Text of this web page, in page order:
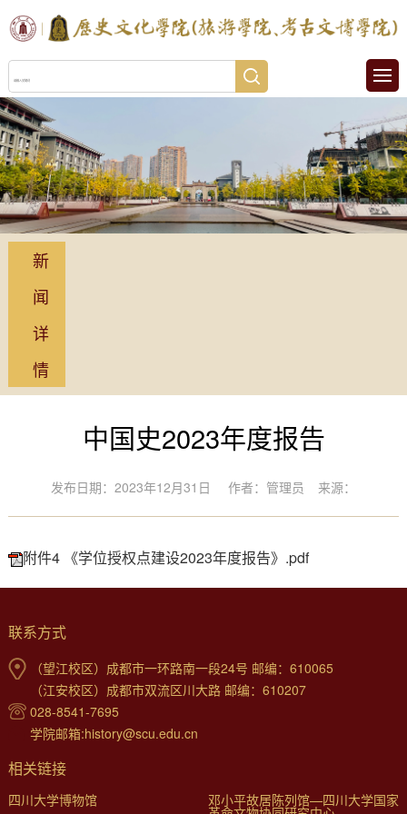
新
闻
详
情
中国史2023年度报告
发布日期：2023年12月31日 作者：管理员 来源：
附件4 《学位授权点建设2023年度报告》.pdf
联系方式
（望江校区）成都市一环路南一段24号 邮编：610065
（江安校区）成都市双流区川大路 邮编：610207
028-8541-7695
学院邮箱:history@scu.edu.cn
相关链接
四川大学博物馆 邓小平故居陈列馆—四川大学国家